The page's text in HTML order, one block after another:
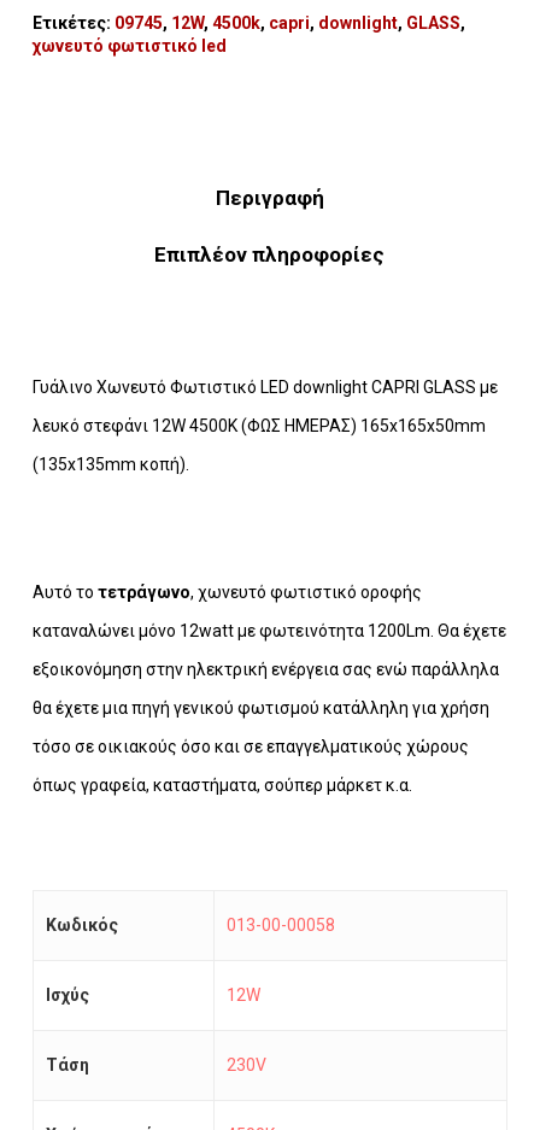
Ετικέτες: 09745, 12W, 4500k, capri, downlight, GLASS,
χωνευτό φωτιστικό led
Περιγραφή
Επιπλέον πληροφορίες
Γυάλινο Χωνευτό Φωτιστικό LED downlight CAPRI GLASS με
λευκό στεφάνι 12W 4500K (ΦΩΣ ΗΜΕΡΑΣ) 165x165x50mm
(135x135mm κοπή).
Αυτό το τετράγωνο, χωνευτό φωτιστικό οροφής
καταναλώνει μόνο 12watt με φωτεινότητα 1200Lm. Θα έχετε
εξοικονόμηση στην ηλεκτρική ενέργεια σας ενώ παράλληλα
θα έχετε μια πηγή γενικού φωτισμού κατάλληλη για χρήση
τόσο σε οικιακούς όσο και σε επαγγελματικούς χώρους
όπως γραφεία, καταστήματα, σούπερ μάρκετ κ.α.
Κωδικός 013-00-00058
Ισχύς 12W
Τάση 230V